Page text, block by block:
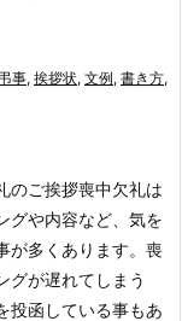
事, 挨拶状, 文例, 書き方,
のご挨拶喪中欠礼は
グや内容など、気を
多くあります。 喪
グが遅れてしまう
投函している事もあ